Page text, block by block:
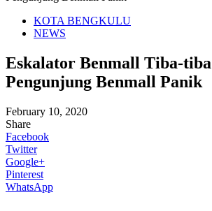
KOTA BENGKULU
NEWS
Eskalator Benmall Tiba-
Pengunjung Benmall Panik
February 10, 2020
Share
Facebook
Twitter
Google+
Pinterest
WhatsApp